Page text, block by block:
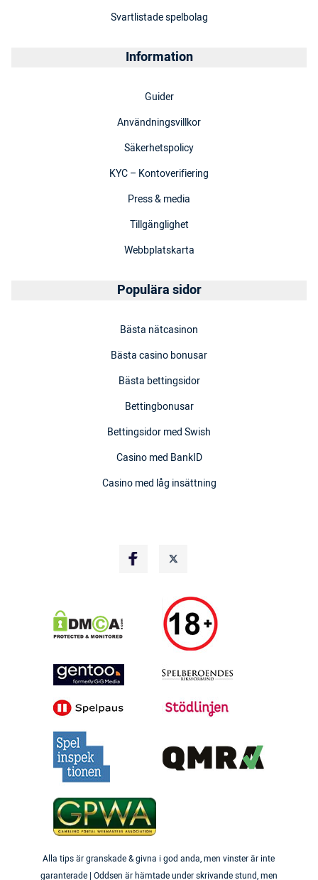
Svartlistade spelbolag
Information
Guider
Användningsvillkor
Säkerhetspolicy
KYC – Kontoverifiering
Press & media
Tillgänglighet
Webbplatskarta
Populära sidor
Bästa nätcasinon
Bästa casino bonusar
Bästa bettingsidor
Bettingbonusar
Bettingsidor med Swish
Casino med BankID
Casino med låg insättning
Alla tips är granskade & givna i god anda, men vinster är inte
garanterade | Oddsen är hämtade under skrivande stund, men